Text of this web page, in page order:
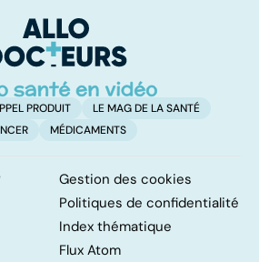
naissance
PRODUIT
LE MAG DE LA SANTÉ
MÉDICAMENTS
Gestion des cookies
Politiques de confidentialité
Index thématique
Flux Atom